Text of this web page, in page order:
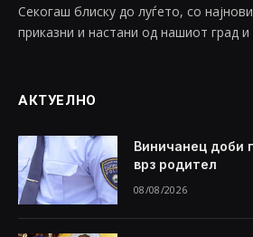
Секогаш блиску до луѓето, со
приказни и настани од нашиот град и
АКТУЕЛНО
Виничанец доби
врз родител
08/08/2026